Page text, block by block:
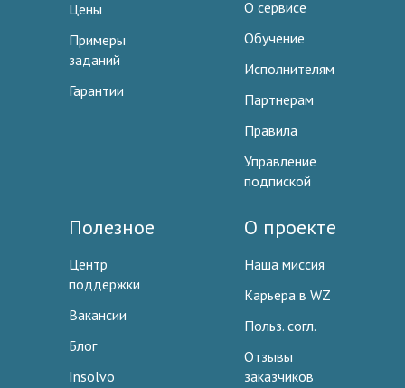
Цены
Примеры
заданий
Гарантии
О сервисе
Обучение
Исполнителям
Партнерам
Правила
Управление
подпиской
Полезное
Центр
поддержки
Вакансии
Блог
Insolvo
О проекте
Наша миссия
Карьера в WZ
Польз. согл.
Отзывы
заказчиков